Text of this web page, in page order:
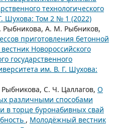
технологического
Шухова: Том 2 № 1 (2022)
А. М. Рыбников,
приготовления бетонной
Новороссийского
государственного
им. В. Г. Шухова:
С. Ч. Цаллагов, О
различными способами
в торце буронабивных свай
, Молодёжный вестник